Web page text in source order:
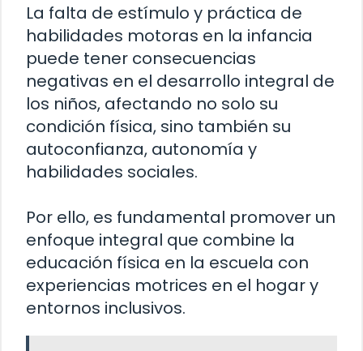
La falta de estímulo y práctica de
habilidades motoras en la infancia
puede tener consecuencias
negativas en el desarrollo integral de
los niños, afectando no solo su
condición física, sino también su
autoconfianza, autonomía y
habilidades sociales.
Por ello, es fundamental promover un
enfoque integral que combine la
educación física en la escuela con
experiencias motrices en el hogar y
entornos inclusivos.